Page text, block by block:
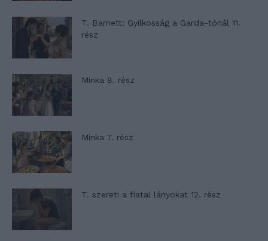
T. Barnett: Gyilkosság a Garda-tónál 11.
rész
Minka 8. rész
Minka 7. rész
T. szereti a fiatal lányokat 12. rész